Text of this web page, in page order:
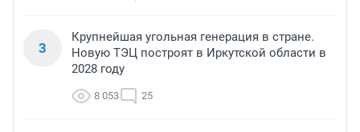
3
Крупнейшая угольная генерация в стране.
Новую ТЭЦ построят в Иркутской области в
2028 году
8 053 25